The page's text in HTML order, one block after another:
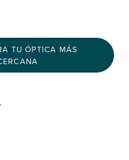
TU ÓPTICA MÁS